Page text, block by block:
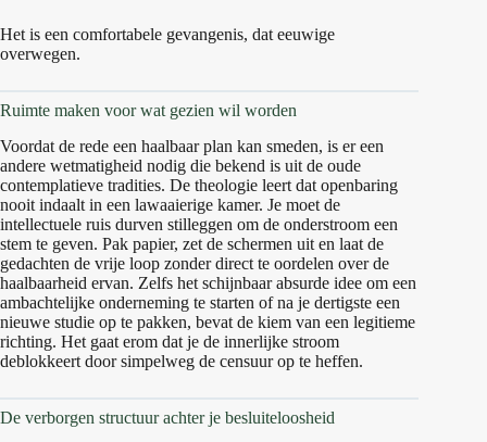
Het is een comfortabele gevangenis, dat eeuwige
overwegen.
Ruimte maken voor wat gezien wil worden
Voordat de rede een haalbaar plan kan smeden, is er een
andere wetmatigheid nodig die bekend is uit de oude
contemplatieve tradities. De theologie leert dat openbaring
nooit indaalt in een lawaaierige kamer. Je moet de
intellectuele ruis durven stilleggen om de onderstroom een
stem te geven. Pak papier, zet de schermen uit en laat de
gedachten de vrije loop zonder direct te oordelen over de
haalbaarheid ervan. Zelfs het schijnbaar absurde idee om een
ambachtelijke onderneming te starten of na je dertigste een
nieuwe studie op te pakken, bevat de kiem van een legitieme
richting. Het gaat erom dat je de innerlijke stroom
deblokkeert door simpelweg de censuur op te heffen.
De verborgen structuur achter je besluiteloosheid